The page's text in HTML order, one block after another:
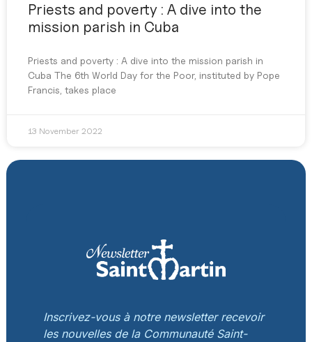
Priests and poverty : A dive into the
mission parish in Cuba
Priests and poverty : A dive into the mission parish in
Cuba The 6th World Day for the Poor, instituted by Pope
Francis, takes place
13 November 2022
Inscrivez-vous à notre newsletter recevoir
les nouvelles de la Communauté Saint-